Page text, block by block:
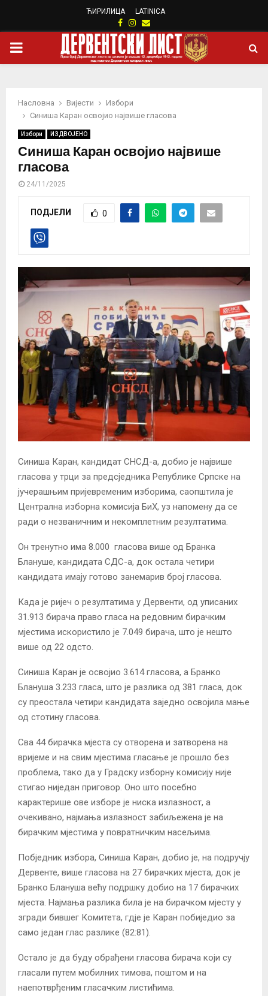
ЋИРИЛИЦА LATINICA
Facebook
Instagram
Email
PRIMARY
Насловна Вијести
Избори
Синиша Каран освојио највише гласова
Избори ИЗДВОЈЕНО
Синиша Каран освојио највише
гласова
24/11/2025
ПОДЈЕЛИ 0
Синиша Каран, кандидат СНСД-а, добио је највише
гласова у трци за предсједника Републике Српске на
јучерашњим пријевременим изборима, саопштила је
Централна изборна комисија БиХ, уз напомену да се
ради о незваничним и некомплетним резултатима.
Он тренутно има 8.000 гласова више од Бранка
Блануше, кандидата СДС-а, док остала четири
кандидата имају готово занемарив број гласова.
Када је ријеч о резултатима у Дервенти, од уписаних
31.913 бирача право гласа на редовним бирачким
мјестима искористило је 7.049 бирача, што је нешто
више од 22 одсто.
Синиша Каран је освојио 3.614 гласова, а Бранко
Блануша 3.233 гласа, што је разлика од 381 гласа, док
су преостала четири кандидата заједно освојила мање
од стотину гласова.
Сва 44 бирачка мјеста су отворена и затворена на
вријеме и на свим мјестима гласање је прошло без
проблема, тако да у Градску изборну комисију није
стигао ниједан приговор. Оно што посебно
карактерише ове изборе је ниска излазност, а
очекивано, најмања излазност забиљежена је на
бирачким мјестима у повратничким насељима.
Побједник избора, Синиша Каран, добио је, на подручју
Дервенте, више гласова на 27 бирачких мјеста, док је
Бранко Блануша већу подршку добио на 17 бирачких
мјеста. Најмања разлика била је на бирачком мјесту у
згради бившег Комитета, гдје је Каран побиједио за
само један глас разлике (82:81).
Остало је да буду обрађени гласова бирача који су
гласали путем мобилних тимова, поштом и на
наепотврђеним гласачким листићима.